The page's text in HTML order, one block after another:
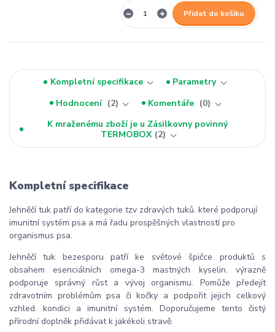
Přidat do košíku
Kompletní specifikace
Parametry
Hodnocení
2 Komentáře
0
K mraženému zboží je u Zásilkovny povinný
TERMOBOX 2
Kompletní specifikace
Jehněčí tuk patří do kategorie tzv zdravých tuků. které podporují
imunitní systém psa a má řadu prospěšných vlastností pro
organismus psa.
Jehněčí tuk bezesporu patří ke světové špičce produktů s
obsahem esenciálních omega-3 mastných kyselin. výrazně
podporuje správný růst a vývoj organismu. Pomůže předejít
zdravotním problémům psa či kočky a podpořit jejich celkový
vzhled. kondici a imunitní systém. Doporučujeme tento čistý
přírodní doplněk přidávat k jakékoli stravě.